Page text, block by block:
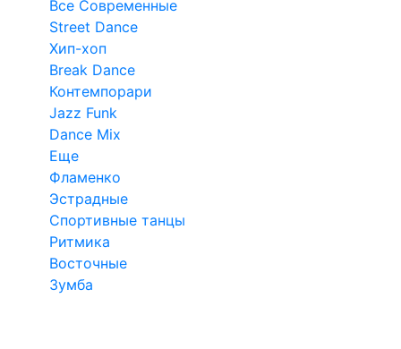
Все Современные
Street Dance
Хип-хоп
Break Dance
Контемпорари
Jazz Funk
Dance Mix
Еще
Фламенко
Эстрадные
Спортивные танцы
Ритмика
Восточные
Зумба